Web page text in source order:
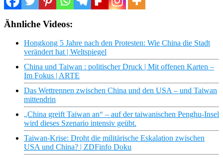
Ähnliche Videos:
Hongkong 5 Jahre nach den Protesten: Wie China die Stadt
verändert hat | Weltspiegel
China und Taiwan : politischer Druck | Mit offenen Karten –
Im Fokus | ARTE
Das Wettrennen zwischen China und den USA – und Taiwan
mittendrin
„China greift Taiwan an“ – auf der taiwanischen Penghu-Insel
wird dieses Szenario intensiv geübt.
Taiwan-Krise: Droht die militärische Eskalation zwischen
USA und China? | ZDFinfo Doku